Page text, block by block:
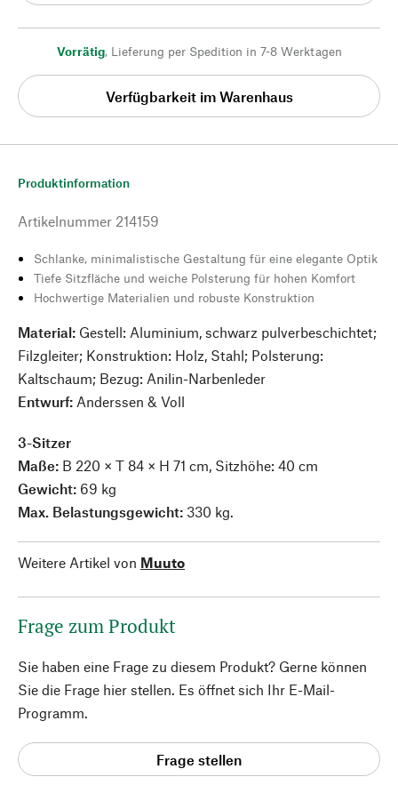
Vorrätig, Lieferung per Spedition in 7-8 Werktagen
Verfügbarkeit im Warenhaus
Produktinformation
Artikelnummer 214159
Schlanke, minimalistische Gestaltung für eine elegante Optik
Tiefe Sitzfläche und weiche Polsterung für hohen Komfort
Hochwertige Materialien und robuste Konstruktion
Material: Gestell: Aluminium, schwarz pulverbeschichtet;
Filzgleiter; Konstruktion: Holz, Stahl; Polsterung:
Kaltschaum; Bezug: Anilin-Narbenleder
Entwurf: Anderssen & Voll
3-Sitzer
Maße: B 220 × T 84 × H 71 cm, Sitzhöhe: 40 cm
Gewicht: 69 kg
Max. Belastungsgewicht: 330 kg.
Weitere Artikel von Muuto
Frage zum Produkt
Sie haben eine Frage zu diesem Produkt? Gerne können
Sie die Frage hier stellen. Es öffnet sich Ihr E-Mail-
Programm.
Frage stellen